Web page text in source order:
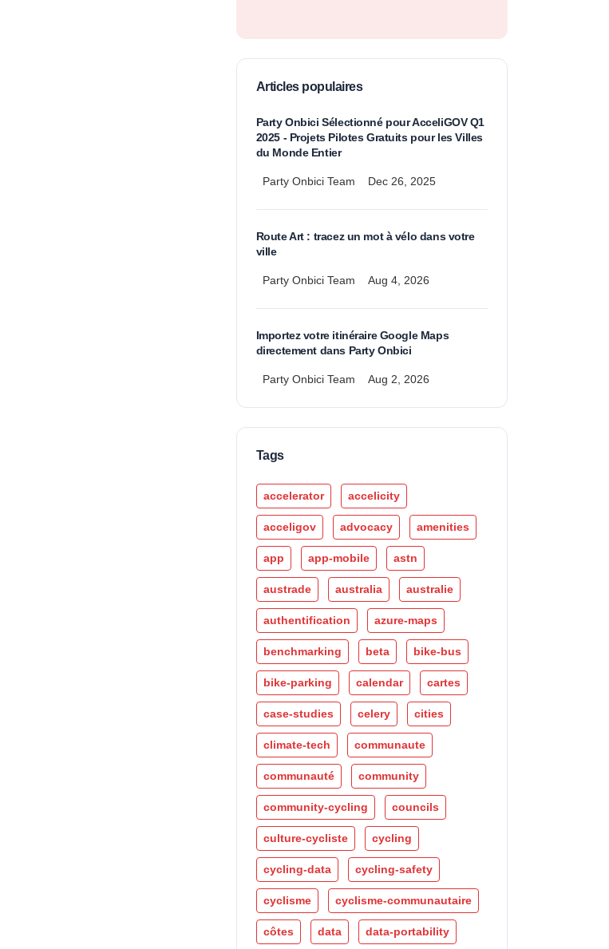
Articles populaires
Party Onbici Sélectionné pour AcceliGOV Q1
2025 - Projets Pilotes Gratuits pour les Villes
du Monde Entier
Party Onbici Team Dec 26, 2025
Route Art : tracez un mot à vélo dans votre
ville
Party Onbici Team Aug 4, 2026
Importez votre itinéraire Google Maps
directement dans Party Onbici
Party Onbici Team Aug 2, 2026
Tags
accelerator accelicity
acceligov advocacy amenities
app app-mobile astn
austrade australia australie
authentification azure-maps
benchmarking beta bike-bus
bike-parking calendar cartes
case-studies celery cities
climate-tech communaute
communauté community
community-cycling councils
culture-cycliste cycling
cycling-data cycling-safety
cyclisme cyclisme-communautaire
côtes data data-portability